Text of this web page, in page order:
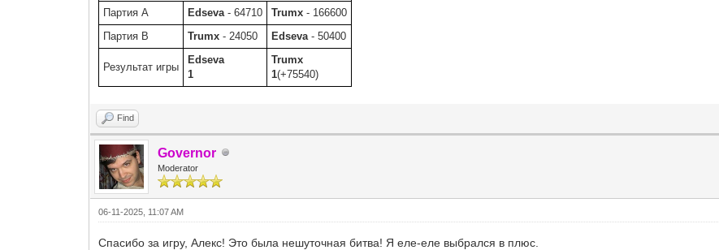
Партия A
Edseva - 64710 Trumx - 166600
Партия B
Trumx - 24050 Edseva - 50400
Результат игры
Edseva
1
Trumx
1(+75540)
Find
Governor
Moderator
06-11-2025, 11:07 AM
Спасибо за игру, Алекс! Это была нешуточная битва! Я еле-еле выбрался в плюс.